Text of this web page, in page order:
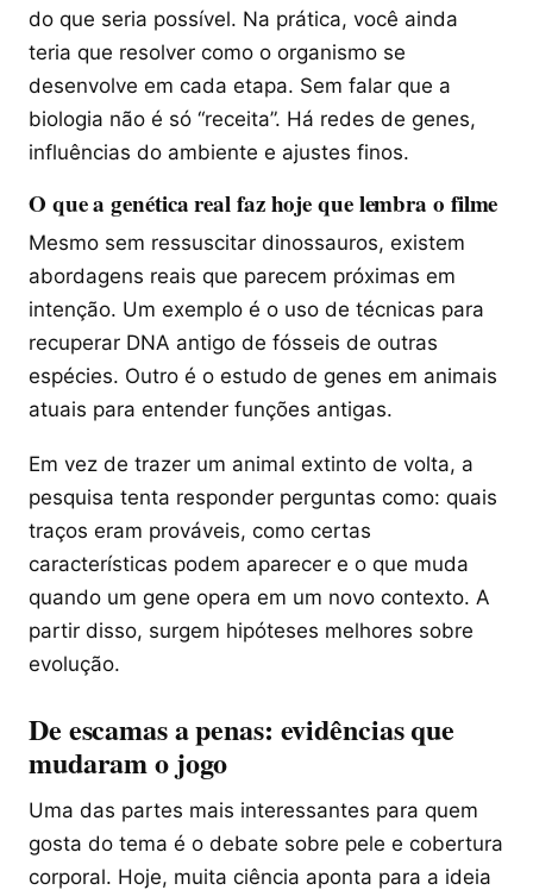
do que seria possível. Na prática, você ainda
teria que resolver como o organismo se
desenvolve em cada etapa. Sem falar que a
biologia não é só “receita”. Há redes de genes,
influências do ambiente e ajustes finos.
O que a genética real faz hoje que lembra o filme
Mesmo sem ressuscitar dinossauros, existem
abordagens reais que parecem próximas em
intenção. Um exemplo é o uso de técnicas para
recuperar DNA antigo de fósseis de outras
espécies. Outro é o estudo de genes em animais
atuais para entender funções antigas.
Em vez de trazer um animal extinto de volta, a
pesquisa tenta responder perguntas como: quais
traços eram prováveis, como certas
características podem aparecer e o que muda
quando um gene opera em um novo contexto. A
partir disso, surgem hipóteses melhores sobre
evolução.
De escamas a penas: evidências que
mudaram o jogo
Uma das partes mais interessantes para quem
gosta do tema é o debate sobre pele e cobertura
corporal. Hoje, muita ciência aponta para a ideia